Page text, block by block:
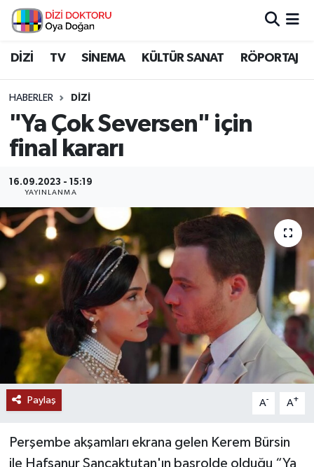
DİZİ TV SİNEMA KÜLTÜR SANAT RÖPORTAJ
HABERLER DİZİ
"Ya Çok Seversen" için
final kararı
16.09.2023 - 15:19
YAYINLANMA
Paylaş A- A+
Perşembe akşamları ekrana gelen Kerem Bürsin
ile Hafsanur Sancaktutan'ın başrolde olduğu “Ya
İstanbul Nöbetçi Eczaneler
İstanbul Namaz Vakitleri
İstanbul Trafik Yoğunluk Haritası
Süper Lig Puan Durumu ve Fikstür
Tüm Manşetler
Son Dakika Haberleri
Haber Arşivi